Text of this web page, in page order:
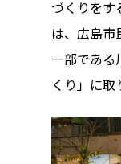
づくりをす
は、広島市
一部である
くり」に取